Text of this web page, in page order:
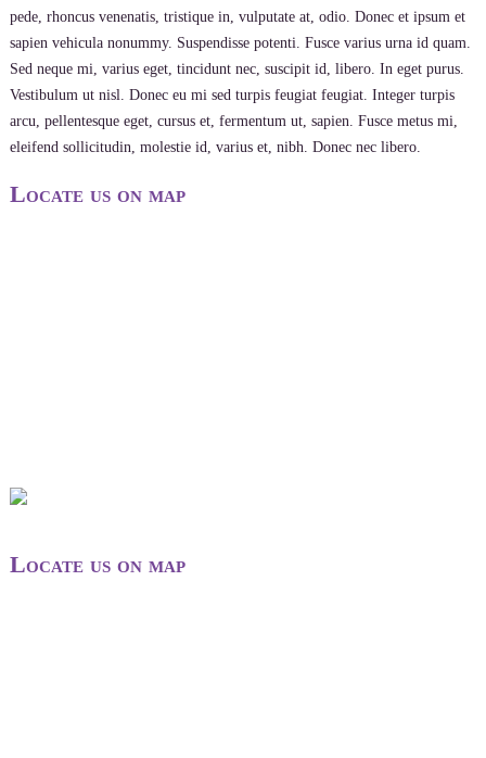
pede, rhoncus venenatis, tristique in, vulputate at, odio. Donec et ipsum et
sapien vehicula nonummy. Suspendisse potenti. Fusce varius urna id quam.
Sed neque mi, varius eget, tincidunt nec, suscipit id, libero. In eget purus.
Vestibulum ut nisl. Donec eu mi sed turpis feugiat feugiat. Integer turpis
arcu, pellentesque eget, cursus et, fermentum ut, sapien. Fusce metus mi,
eleifend sollicitudin, molestie id, varius et, nibh. Donec nec libero.
Locate us on map
Locate us on map